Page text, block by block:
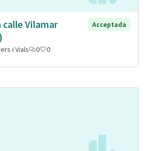
Vilamar
Acceptada
i Vials 0 0